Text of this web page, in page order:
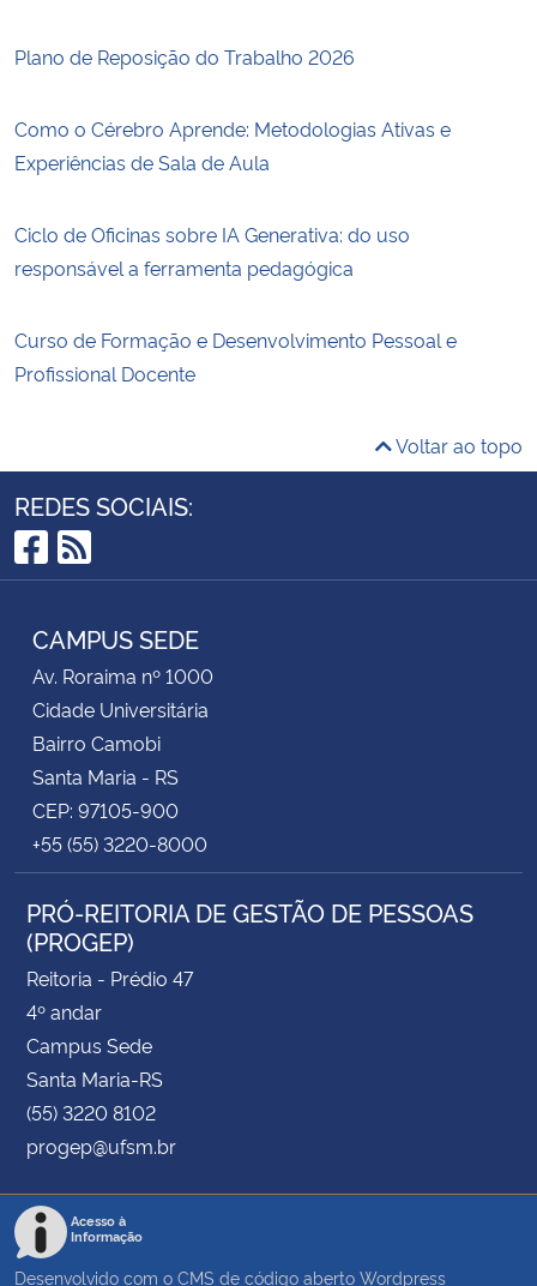
Plano de Reposição do Trabalho 2026
Como o Cérebro Aprende: Metodologias Ativas e
Experiências de Sala de Aula
Ciclo de Oficinas sobre IA Generativa: do uso
responsável a ferramenta pedagógica
Curso de Formação e Desenvolvimento Pessoal e
Profissional Docente
Voltar ao topo
REDES SOCIAIS:
Facebook
RSS
CAMPUS SEDE
Av. Roraima nº 1000
Cidade Universitária
Bairro Camobi
Santa Maria - RS
CEP: 97105-900
+55 (55) 3220-8000
PRÓ-REITORIA DE GESTÃO DE PESSOAS
(PROGEP)
Reitoria - Prédio 47
4º andar
Campus Sede
Santa Maria-RS
(55) 3220 8102
progep@ufsm.br
Acesso à
Informação
Desenvolvido com o CMS de código aberto Wordpress